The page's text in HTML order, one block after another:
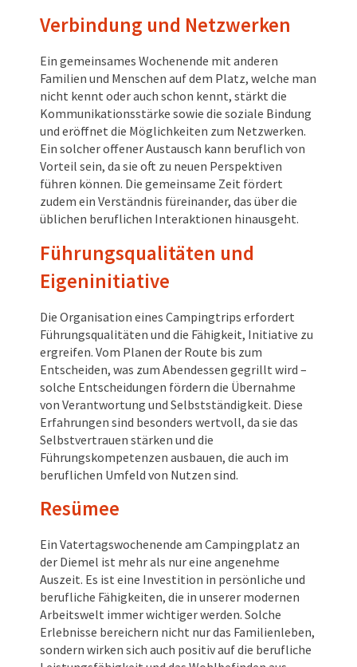
Verbindung und Netzwerken
Ein gemeinsames Wochenende mit anderen
Familien und Menschen auf dem Platz, welche man
nicht kennt oder auch schon kennt, stärkt die
Kommunikationsstärke sowie die soziale Bindung
und eröffnet die Möglichkeiten zum Netzwerken.
Ein solcher offener Austausch kann beruflich von
Vorteil sein, da sie oft zu neuen Perspektiven
führen können. Die gemeinsame Zeit fördert
zudem ein Verständnis füreinander, das über die
üblichen beruflichen Interaktionen hinausgeht.
Führungsqualitäten und
Eigeninitiative
Die Organisation eines Campingtrips erfordert
Führungsqualitäten und die Fähigkeit, Initiative zu
ergreifen. Vom Planen der Route bis zum
Entscheiden, was zum Abendessen gegrillt wird –
solche Entscheidungen fördern die Übernahme
von Verantwortung und Selbstständigkeit. Diese
Erfahrungen sind besonders wertvoll, da sie das
Selbstvertrauen stärken und die
Führungskompetenzen ausbauen, die auch im
beruflichen Umfeld von Nutzen sind.
Resümee
Ein Vatertagswochenende am Campingplatz an
der Diemel ist mehr als nur eine angenehme
Auszeit. Es ist eine Investition in persönliche und
berufliche Fähigkeiten, die in unserer modernen
Arbeitswelt immer wichtiger werden. Solche
Erlebnisse bereichern nicht nur das Familienleben,
sondern wirken sich auch positiv auf die berufliche